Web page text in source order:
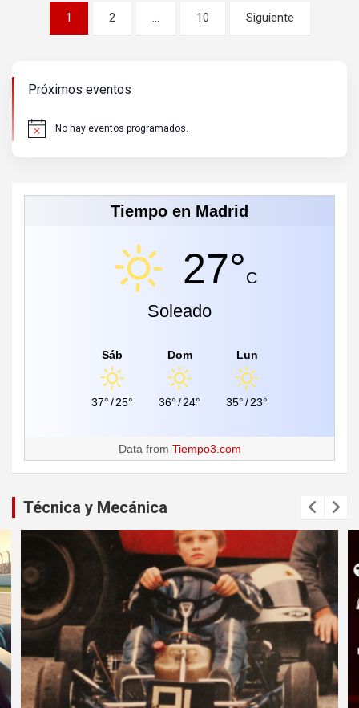
Paginación
1 2 10 Siguiente
Próximos eventos
No hay eventos programados.
Tiempo en Madrid
27°C
Soleado
Sáb
37°/25°
Dom
36°/24°
Lun
35°/23°
Data from Tiempo3.com
Técnica y Mecánica